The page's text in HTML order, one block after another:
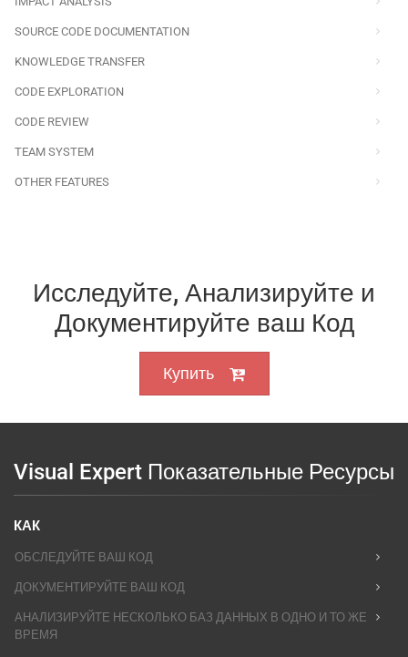
SOURCE CODE DOCUMENTATION
KNOWLEDGE TRANSFER
CODE EXPLORATION
CODE REVIEW
TEAM SYSTEM
OTHER FEATURES
Исследуйте, Анализируйте и
Документируйте ваш Код
Купить
Visual Expert Показательные Ресурсы
КАК
ОБСЛЕДУЙТЕ ВАШ КОД
ДОКУМЕНТИРУЙТЕ ВАШ КОД
АНАЛИЗИРУЙТЕ НЕСКОЛЬКО БАЗ ДАННЫХ В ОДНО И ТО ЖЕ
ВРЕМЯ